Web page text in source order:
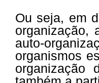
Ou seja, em
organização,
auto-
organismos
organização